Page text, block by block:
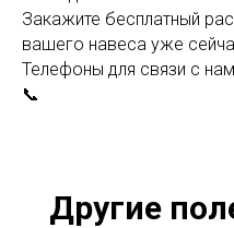
Закажите бесплатный
вашего навеса уже
Телефоны для связи с
📞
Другие